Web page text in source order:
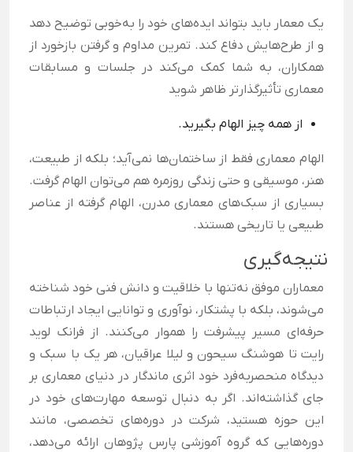
یک معمار باید بتواند ایده‌های خود را به‌خوبی توضیح دهد
و از طرح‌هایش دفاع کند. تمرین مداوم و گرفتن بازخورد از
همکاران، به شما کمک می‌کند در جلسات و مسابقات
معماری تأثیرگذارتر ظاهر شوید
از همه چیز الهام بگیرید.
الهام معماری فقط از ساختمان‌ها نمی‌آید؛ بلکه از طبیعت،
هنر، موسیقی و حتی زندگی روزمره هم می‌توان الهام گرفت.
بسیاری از سبک‌های معماری مدرن، الهام گرفته از عناصر
طبیعی یا تاریخی هستند.
نتیجه‌گیری
معماران موفق نه‌تنها با خلاقیت و دانش فنی خود شناخته
می‌شوند، بلکه با پشتکار، نوآوری و توانایی ایجاد ارتباطات
حرفه‌ای مسیر پیشرفت را هموار می‌کنند. از فرانک لوید
رایت تا هوشنگ سیحون و لیلا عراقیان، هر یک با سبک و
دیدگاه منحصربه‌فرد خود اثری ماندگار در دنیای معماری بر
جای گذاشته‌اند. اگر به دنبال توسعه مهارت‌های خود در
این حوزه هستید، شرکت در دوره‌های تخصصی، مانند
دوره‌هایی کهگروه آموزشی پارس پژوهان ارائه می‌دهد،